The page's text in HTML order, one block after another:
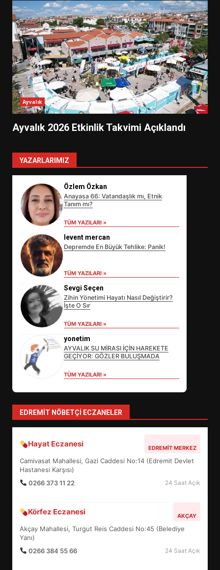
Ayvalık
Ayvalık 2026 Etkinlik Takvimi Açıklandı
YAZARLARIMIZ
Özlem Özkan
Anayasa 66: Vatandaşlık mı, Etnik
Tanım mı?
TÜM YAZILARI »
levent mercan
Depremde En Büyük Tehlike: Panik!
TÜM YAZILARI »
Sevgi Seçen
Zihin Yönetimi Hayatı Nasıl Değiştirir?
İşte O Sır
TÜM YAZILARI »
yonetim
AYVALIK SU MİRASI İÇİN HAREKETE
GEÇİYOR: GÖZLER BULUŞMADA
TÜM YAZILARI »
EDREMIT NÖBETÇI ECZANELER
Hayat Eczanesi EDREMIT MERKEZ
Camivasat Mahallesi, Gazi Caddesi No:14 (Edremit Devlet
Hastanesi Karşısı)
0266 373 11 22
24 Saat Açık
Körfez Eczanesi AKÇAY
Akçay Mahallesi, Turgut Reis Caddesi No:45 (Belediye
Yanı)
0266 384 55 66
24 Saat Açık
SÜRDÜRÜLEBİLİRLİKTE NE
DEĞİŞECEK?
4
5
BALIKESİR MÜZELERİNDE SÜRE
UZATILDI: NE DEĞİŞTİ?
6
TURNUVASI KAYITLARI NEYİ